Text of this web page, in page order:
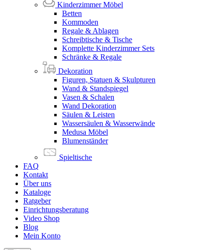
Kinderzimmer Möbel
Betten
Kommoden
Regale & Ablagen
Schreibtische & Tische
Komplette Kinderzimmer Sets
Schränke & Regale
Dekoration
Figuren, Statuen & Skulpturen
Wand & Standspiegel
Vasen & Schalen
Wand Dekoration
Säulen & Leisten
Wassersäulen & Wasserwände
Medusa Möbel
Blumenständer
Spieltische
FAQ
Kontakt
Über uns
Kataloge
Ratgeber
Einrichtungsberatung
Video Shop
Blog
Mein Konto